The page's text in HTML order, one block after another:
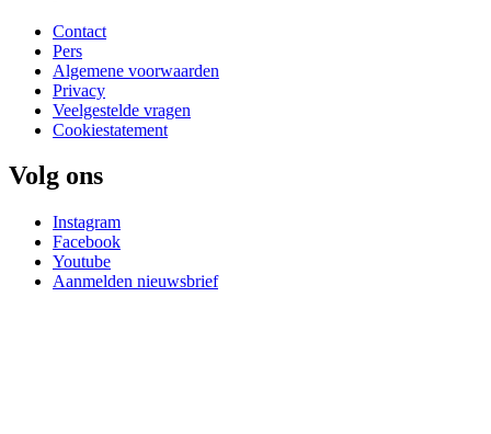
Contact
Pers
Algemene voorwaarden
Privacy
Veelgestelde vragen
Cookiestatement
Volg ons
Instagram
Facebook
Youtube
Aanmelden nieuwsbrief